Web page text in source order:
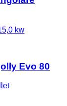
Evo 80